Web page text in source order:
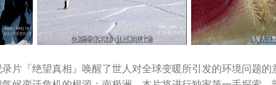
片『绝望真相』唤醒了世人对全球变暖所引发的环境问题